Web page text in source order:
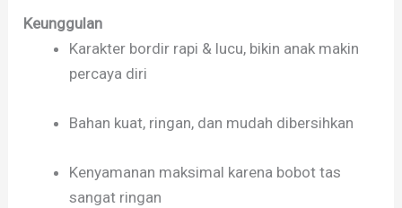
Keunggulan
Karakter bordir rapi & lucu, bikin anak makin
percaya diri
Bahan kuat, ringan, dan mudah dibersihkan
Kenyamanan maksimal karena bobot tas
sangat ringan